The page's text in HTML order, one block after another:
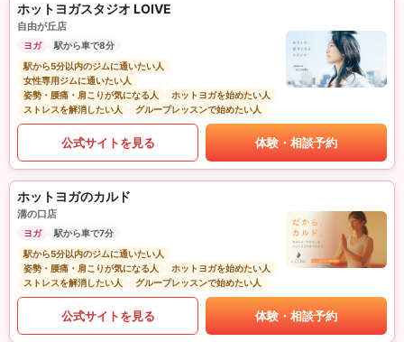
ホットヨガスタジオ LOIVE
自由が丘店
ヨガ
駅から車で8分
駅から5分以内のジムに通いたい人
女性専用ジムに通いたい人
姿勢・腰痛・肩こりが気になる人
ホットヨガを始めたい人
ストレスを解消したい人
グループレッスンで始めたい人
公式サイトを見る 体験・相談予約
ホットヨガのカルド
溝の口店
ヨガ
駅から車で7分
駅から5分以内のジムに通いたい人
姿勢・腰痛・肩こりが気になる人
ホットヨガを始めたい人
ストレスを解消したい人
グループレッスンで始めたい人
公式サイトを見る 体験・相談予約